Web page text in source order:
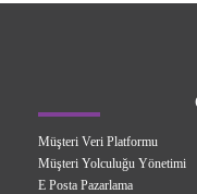
Müşteri Veri Platformu
Müşteri Yolculuğu Yönetimi
E Posta Pazarlama